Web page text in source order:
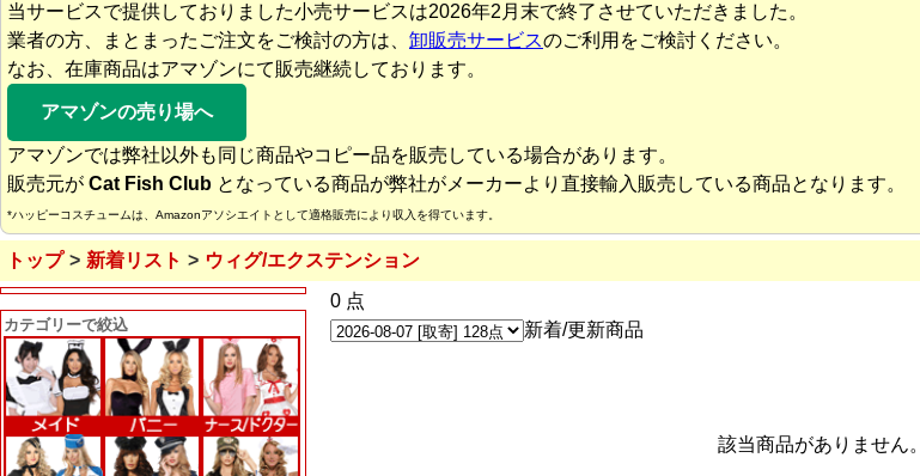
当サービスで提供しておりました小売サービスは2026年2月末で終了させていただきました。
業者の方、まとまったご注文をご検討の方は、 卸販売サービスのご利用をご検討ください。
なお、在庫商品はアマゾンにて販売継続しております。
アマゾンの売り場へ
アマゾンでは弊社以外も同じ商品やコピー品を販売している場合があります。
販売元が Cat Fish Club となっている商品が弊社がメーカーより直接輸入販売している商品となります。
*ハッピーコスチュームは、Amazonアソシエイトとして適格販売により収入を得ています。
トップ 新着リスト ウィグ/エクステンション
カテゴリーで絞込
0 点
新着/更新商品
該当商品がありません。